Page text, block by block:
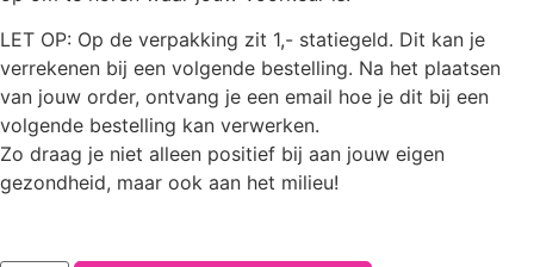
LET OP: Op de verpakking zit 1,- statiegeld. Dit kan je
verrekenen bij een volgende bestelling. Na het plaatsen
van jouw order, ontvang je een email hoe je dit bij een
volgende bestelling kan verwerken.
Zo draag je niet alleen positief bij aan jouw eigen
gezondheid, maar ook aan het milieu!